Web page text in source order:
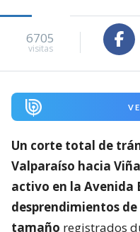
6705
visitas
Un corte total de
Valparaíso hacia
activo en la Avenida
desprendimientos
tamaño registrados